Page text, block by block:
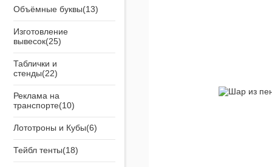
Объёмные буквы
Изготовление
вывесок
Таблички и
стенды
Реклама на
транспорте
Лототроны и Кубы
Тейбл тенты